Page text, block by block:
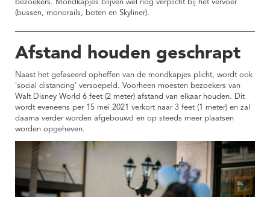
bezoekers. Mondkapjes blijven wel nog verplicht bij het vervoer
(bussen, monorails, boten en Skyliner).
Afstand houden geschrapt
Naast het gefaseerd opheffen van de mondkapjes plicht, wordt ook
'social distancing' versoepeld. Voorheen moesten bezoekers van
Walt Disney World 6 feet (2 meter) afstand van elkaar houden. Dit
wordt eveneens per 15 mei 2021 verkort naar 3 feet (1 meter) en zal
daarna verder worden afgebouwd en op steeds meer plaatsen
worden opgeheven.